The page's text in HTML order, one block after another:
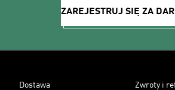
ZAREJESTRUJ SIĘ ZA
Dostawa Zwroty i